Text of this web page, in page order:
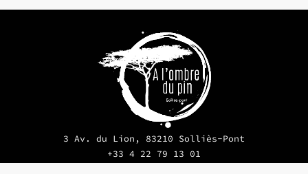
3 Av. du Lion, 83210 Solliès-Pont
+33 4 22 79 13 01